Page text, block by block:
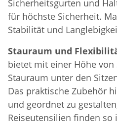
Sicherheitsgurten und
für höchste Sicherheit.
Stabilität und
Stauraum und
bietet mit einer Höhe von
Stauraum unter den
Das praktische Zubehör
und geordnet zu
Reiseutensilien finden so